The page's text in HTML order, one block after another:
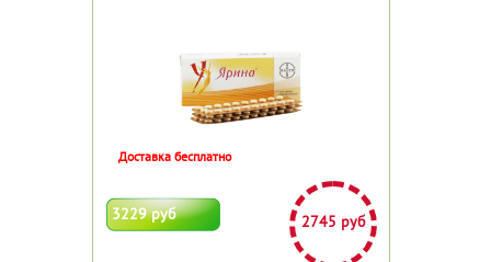
3229 руб 2745 руб
Доставка бесплатно